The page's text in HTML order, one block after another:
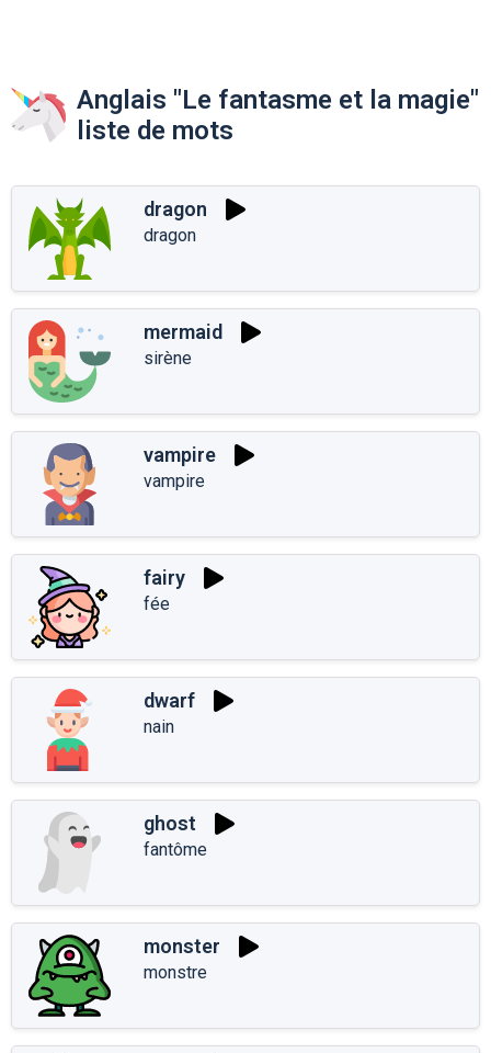
Anglais "Le fantasme et la magie"
liste de mots
dragon
dragon
mermaid
sirène
vampire
vampire
fairy
fée
dwarf
nain
ghost
fantôme
monster
monstre